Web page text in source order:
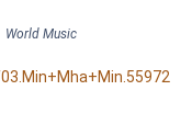
မင်းကိုလေငါချစ်ခဲ့
တစ်ယောက် / ကမ္ဘာ
ရောက်... / မင်း မှ
World Music